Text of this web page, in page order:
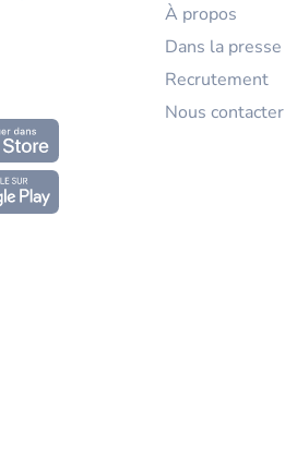
À propos
Dans la presse
Recrutement
Nous contacter